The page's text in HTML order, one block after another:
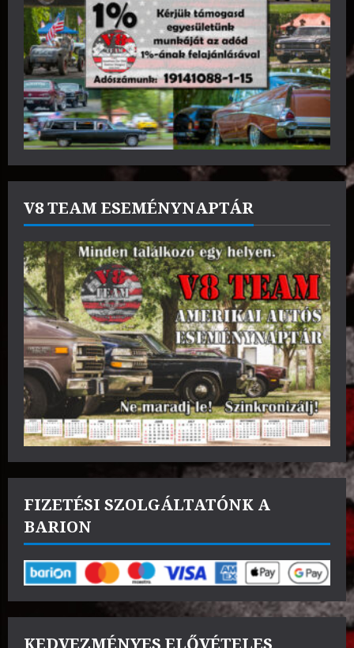
V8 TEAM ESEMÉNYNAPTÁR
FIZETÉSI SZOLGÁLTATÓNK A
BARION
KEDVEZMÉNYES ELŐVÉTELES